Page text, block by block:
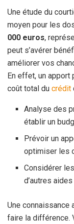
Une étude du
moyen pour les
000 euros,
peut s’avérer
améliorer vos
En effet, un
coût total du crédit
Analyse des
établir un
Prévoir un
optimiser les
Considérer
d’autres
Une
faire la différence.